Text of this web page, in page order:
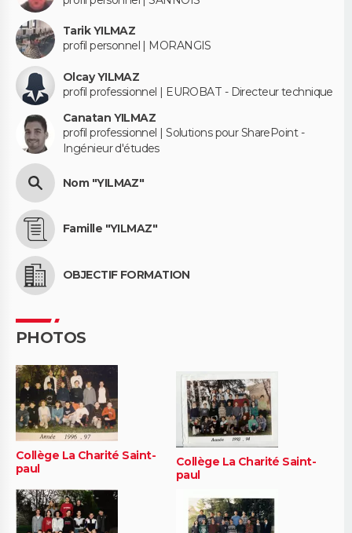
Tarik YILMAZ
profil personnel | MORANGIS
Olcay YILMAZ
profil professionnel | EUROBAT - Directeur technique
Canatan YILMAZ
profil professionnel | Solutions pour SharePoint -
Ingénieur d'études
Nom "YILMAZ"
Famille "YILMAZ"
OBJECTIF FORMATION
PHOTOS
Collège La Charité Saint-
paul
Collège La Charité Saint-
paul